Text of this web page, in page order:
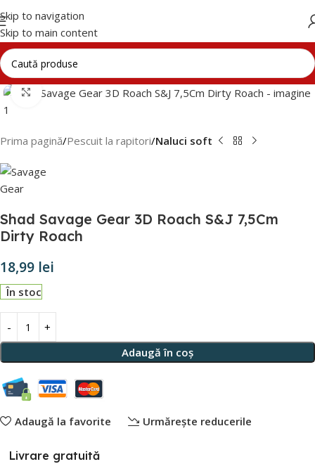
Skip to navigation
Skip to main content
Click to enlarge
Prima pagină Pescuit la rapitori Naluci soft
Shad Savage Gear 3D Roach S&J 7,5Cm
Dirty Roach
18,99 lei
În stoc
Adaugă în coș
Adaugă la favorite Urmărește reducerile
Livrare gratuită